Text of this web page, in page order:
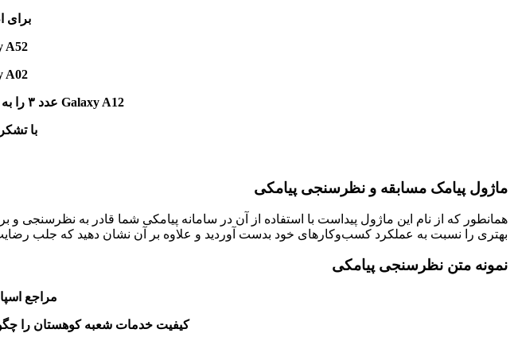
برای
A52
A02
Galaxy A12 عدد ۳ را به سامانه ۹۸۱۰۰۴۵۷ ارسال نمایید
با
ماژول پیامک مسابقه و نظرسنجی پیامکی
همانطور که از نام این ماژول پیداست با استفاده از آن در سامانه پیامکی شما قادر به نظرسنجی
بهتری را نسبت به عملکرد کسب‌وکارهای خود بدست آوردید و علاوه بر آن نشان دهید که جلب
نمونه متن نظرسنجی پیامکی
مراجع
کیفیت خدمات شعبه کوهستان را چگونه ارزیابی